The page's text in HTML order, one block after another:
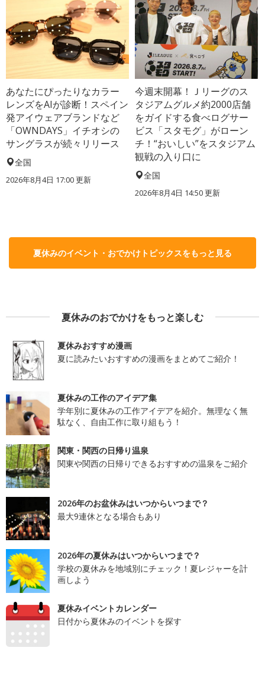
あなたにぴったりなカラー
レンズをAIが診断！スペイン
発アイウェアブランドなど
「OWNDAYS」イチオシの
サングラスが続々リリース
全国
2026年8月4日 17:00更新
今週末開幕！Ｊリーグのス
タジアムグルメ約2000店舗
をガイドする食べログサー
ビス「スタモグ」がローン
チ！“おいしい”をスタジアム
観戦の入り口に
全国
2026年8月4日 14:50更新
夏休みのイベント・おでかけトピックスをもっと見る
夏休みのおでかけをもっと楽しむ
夏休みおすすめ漫画
夏に読みたいおすすめの漫画をまとめてご紹介！
夏休みの工作のアイデア集
学年別に夏休みの工作アイデアを紹介。無理なく無
駄なく、自由工作に取り組もう！
関東・関西の日帰り温泉
関東や関西の日帰りできるおすすめの温泉をご紹介
2026年のお盆休みはいつからいつまで？
最大9連休となる場合もあり
2026年の夏休みはいつからいつまで？
学校の夏休みを地域別にチェック！夏レジャーを計
画しよう
夏休みイベントカレンダー
日付から夏休みのイベントを探す